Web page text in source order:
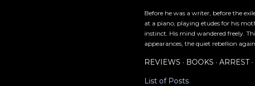
Before he was a writer, before the
at a piano, playing etudes for his
instinct. His mind wandered freely.
appearances, the quiet rebellion
REVIEWS BOOKS ARREST
List of Posts